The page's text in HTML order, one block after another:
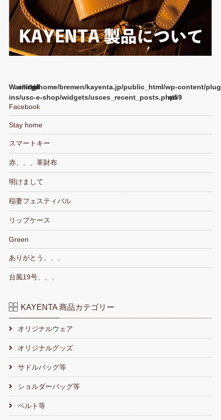
Warning/home/bremen/kayenta.jp/public_html/wp-content/plug
ins/usc-e-shop/widgets/usces_recent_posts.php59
Facebook
Stay home
スマートキー
赤、、、革財布
明けまして
稲妻フェスティバル
リップケース
Green
ありがとう、、、
台風19号、、、
KAYENTA 商品カテゴリー
オリジナルウェア
オリジナルグッズ
サドルバッグ等
ショルダーバッグ等
ベルト等